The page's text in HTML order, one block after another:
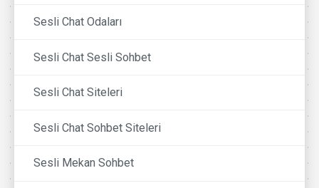
Sesli Chat Odaları
Sesli Chat Sesli Sohbet
Sesli Chat Siteleri
Sesli Chat Sohbet Siteleri
Sesli Mekan Sohbet